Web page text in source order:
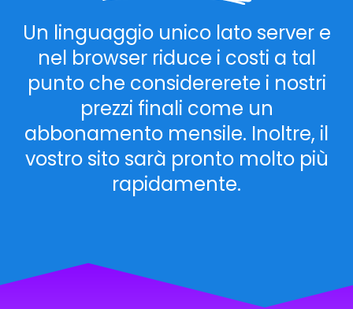
Un linguaggio unico lato server e
nel browser riduce i costi a tal
punto che considererete i nostri
prezzi finali come un
abbonamento mensile. Inoltre, il
vostro sito sarà pronto molto più
rapidamente.